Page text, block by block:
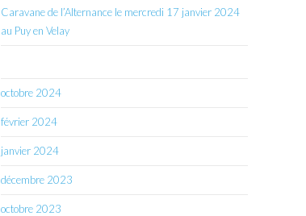
Caravane de l’Alternance le mercredi 17 janvier 2024
au Puy en Velay
octobre 2024
février 2024
janvier 2024
décembre 2023
octobre 2023